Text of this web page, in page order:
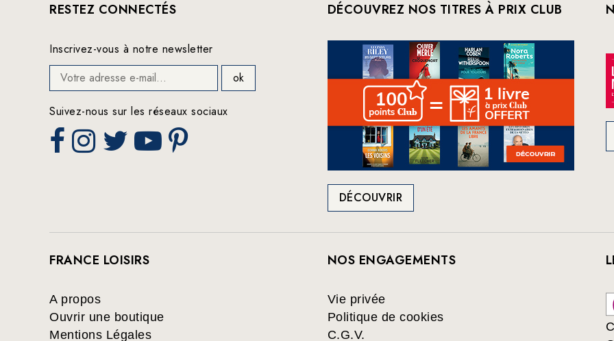
RESTEZ CONNECTÉS
Inscrivez-vous à notre newsletter
Suivez-nous sur les réseaux sociaux
DÉCOUVREZ NOS TITRES À PRIX CLUB
DÉCOUVRIR
FRANCE LOISIRS
A propos
Ouvrir une boutique
Mentions Légales
NOS ENGAGEMENTS
Vie privée
Politique de cookies
C.G.V.